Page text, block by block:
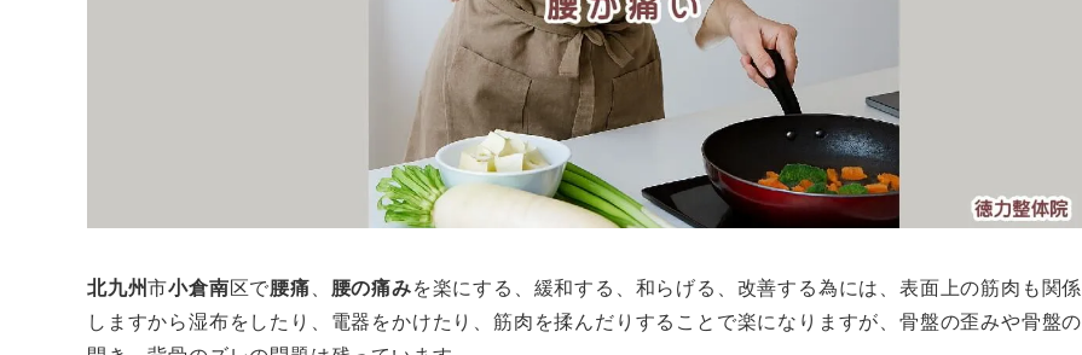
北九州市小倉南区で腰痛、 腰の痛みを楽にする、緩和する、和らげる、改善する為には、表面上の筋肉も関係
しますから湿布をしたり、電器をかけたり、筋肉を揉んだりすることで楽になりますが、骨盤の歪みや骨盤の